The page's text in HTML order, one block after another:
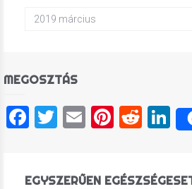
MEGOSZTÁS
Facebook
Twitter
Email
EGYSZERŰEN